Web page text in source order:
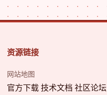
资源链接
网站地图
官方下载 技术文档 社区论坛